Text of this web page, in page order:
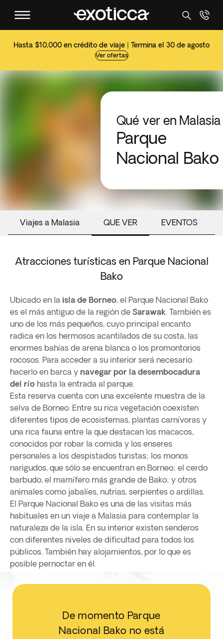
Hasta $10,000 en crédito de viaje | Termina el 30 de agosto
Ver ofertas
Qué ver en Malasia
Parque
Nacional Bako
Viajes a Malasia QUE VER EVENTOS
Atracciones turísticas en Parque Nacional
Bako
Ubicado en la isla de Borneo, el Parque Nacional Bako
es el más antiguo de la región de Sarawak. También es
uno de los más pequeños, cuyo principal encanto
radica en los hermosos acantilados de su costa, las
enormes bahías de arena blanca o los promontorios
rocosos. Para acceder a su interior será necesario
hacerlo en barca y navegar por la desembocadura
del río hasta la entrada al parque.
Esta reserva cuenta con una excelente muestra de la
selva de Borneo. Entre su rica vegetación coexisten
diferentes tipos de ecosistemas, plantas carnívoras y
una rica fauna entre la que destacan los macacos,
conocidos por robar la comida y los enseres
personales a los despistados turistas; los monos
narigudos, que sólo se encuentran en Borneo; el cerdo
barbudo, el mamífero más grande de Bako; y otros
animales como jabalíes, nutrias, serpientes o ardillas.
El Parque Nacional Bako es una de las visitas más
habituales en un viaje a Malasia para contemplar la
naturaleza de la isla. En su interior existen senderos
con diferentes niveles de dificultad para todos los
públicos. También hay alojamientos, por lo que es
posible pernoctar en él.
De momento Parque
Nacional Bako no está